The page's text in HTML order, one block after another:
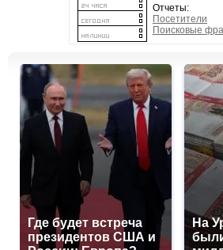
Отчеты:
Посетители
Поисковые
Где будет встреча
президентов США и
На